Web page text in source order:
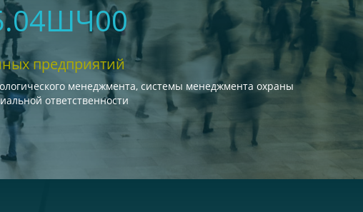
предприятий
менеджмента, системы менеджмента охраны
ответственности